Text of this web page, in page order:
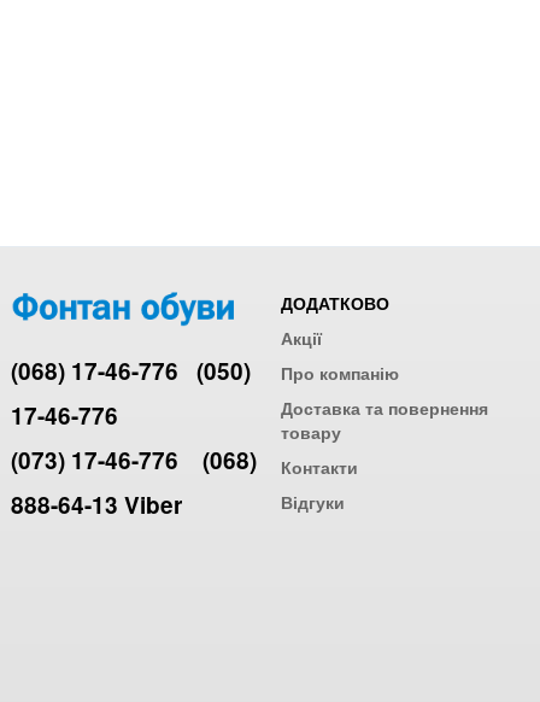
(068) 17-46-776 (050)
17-46-776
(073) 17-46-776
(068)
888-64-13 Viber
ДОДАТКОВО
Акції
Про компанію
Доставка та повернення
товару
Контакти
Відгуки